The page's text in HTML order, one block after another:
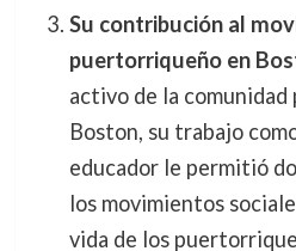
Su contribución al
puertorriqueño en
activo de la
Boston, su trabajo
educador le permitió
los movimientos
vida de los